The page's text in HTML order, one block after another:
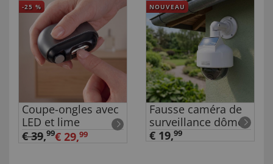
-25 %
Coupe-ongles avec
LED et lime
€ 39,99€ 29,99
NOUVEAU
Fausse caméra de
surveillance dôme
€ 19,99